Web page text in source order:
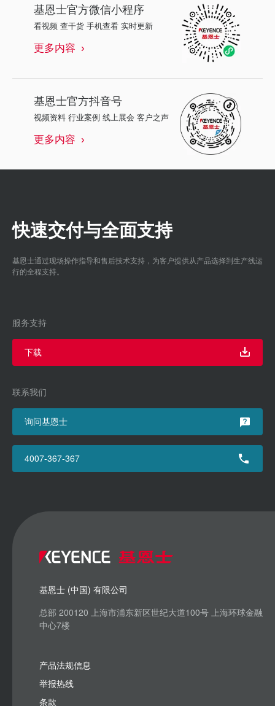
基恩士官方微信小程序
看视频 查干货 手机查看 实时更新
更多内容
基恩士官方抖音号
视频资料 行业案例 线上展会 客户之声
更多内容
快速交付与全面支持
基恩士通过现场操作指导和售后技术支持，为客户提供从产品选择到生产线运
行的全程支持。
服务支持
下载
联系我们
询问基恩士
4007-367-367
基恩士 (中国) 有限公司
总部 200120 上海市浦东新区世纪大道100号 上海环球金融
中心7楼
产品法规信息
举报热线
条款